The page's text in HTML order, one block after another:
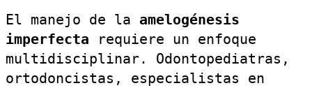
El manejo de la amelogénesis
imperfecta requiere un enfoque
multidisciplinar. Odontopediatras,
ortodoncistas, especialistas en